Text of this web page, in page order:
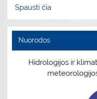
Spausti čia
Nuorodos
Hidrologijos ir